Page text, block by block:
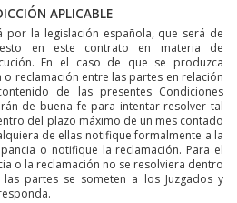
APLICABLE
por la legislación española, que será de
en este contrato en materia de
En el caso de que se produzca
reclamación entre las partes en relación
de las presentes Condiciones
de buena fe para intentar resolver tal
del plazo máximo de un mes contado
de ellas notifique formalmente a la
o notifique la reclamación. Para el
o la reclamación no se resolviera dentro
partes se someten a los Juzgados y